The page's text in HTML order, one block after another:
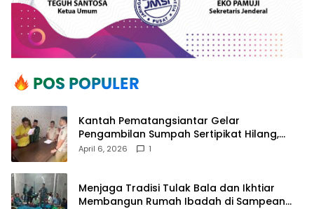
Kantah Pematangsiantar Gelar
Pengambilan Sumpah Sertipikat Hilang,
Perkuat Kepastian Hukum Pertanahan
April 6, 2026 1
Menjaga Tradisi Tulak Bala dan Ikhtiar
Membangun Rumah Ibadah di Sampean